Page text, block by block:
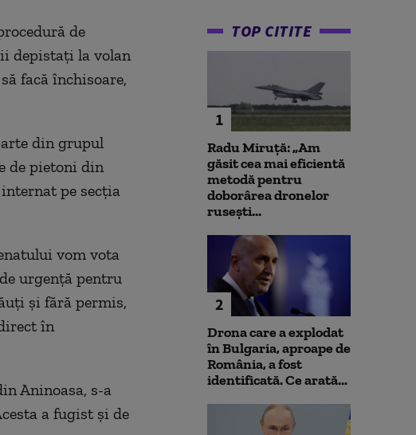
de
depistaţi la volan
facă închisoare,
din grupul
de pietoni din
pe secţia
vom vota
urgenţă pentru
şi fără permis,
în
Aninoasa, s-a
a fugist și de
TOP CITITE
1
Radu Miruță: „Am
găsit cea mai eficientă
metodă pentru
doborârea dronelor
rusești...
2
Drona care a explodat
în Bulgaria, aproape de
România, a fost
identificată. Ce arată...